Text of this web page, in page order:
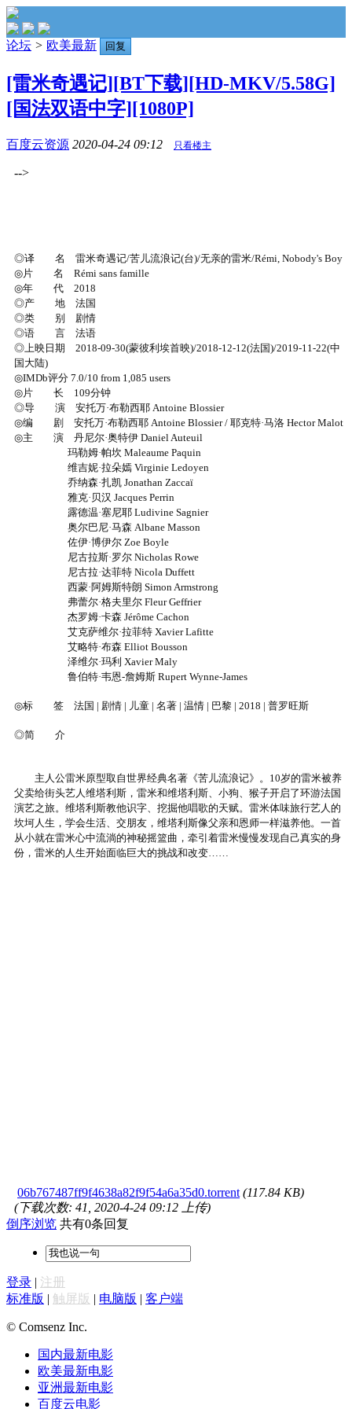
论坛 > 欧美最新 回复
[雷米奇遇记][BT下载][HD-MKV/5.58G]
[国法双语中字][1080P]
百度云资源 2020-04-24 09:12 只看楼主
-->
◎译 名 雷米奇遇记/苦儿流浪记(台)/无亲的雷米/Rémi, Nobody's Boy
◎片 名 Rémi sans famille
◎年 代 2018
◎产 地 法国
◎类 别 剧情
◎语 言 法语
◎上映日期 2018-09-30(蒙彼利埃首映)/2018-12-12(法国)/2019-11-22(中
国大陆)
◎IMDb评分 7.0/10 from 1,085 users
◎片 长 109分钟
◎导 演 安托万·布勒西耶 Antoine Blossier
◎编 剧 安托万·布勒西耶 Antoine Blossier / 耶克特·马洛 Hector Malot
◎主 演 丹尼尔·奥特伊 Daniel Auteuil
玛勒姆·帕坎 Maleaume Paquin
维吉妮·拉朵嫣 Virginie Ledoyen
乔纳森·扎凯 Jonathan Zaccaï
雅克·贝汉 Jacques Perrin
露德温·塞尼耶 Ludivine Sagnier
奥尔巴尼·马森 Albane Masson
佐伊·博伊尔 Zoe Boyle
尼古拉斯·罗尔 Nicholas Rowe
尼古拉·达菲特 Nicola Duffett
西蒙·阿姆斯特朗 Simon Armstrong
弗蕾尔·格夫里尔 Fleur Geffrier
杰罗姆·卡森 Jérôme Cachon
艾克萨维尔·拉菲特 Xavier Lafitte
艾略特·布森 Elliot Bousson
泽维尔·玛利 Xavier Maly
鲁伯特·韦恩-詹姆斯 Rupert Wynne-James
◎标 签 法国 | 剧情 | 儿童 | 名著 | 温情 | 巴黎 | 2018 | 普罗旺斯
◎简 介
主人公雷米原型取自世界经典名著《苦儿流浪记》。10岁的雷米被养
父卖给街头艺人维塔利斯，雷米和维塔利斯、小狗、猴子开启了环游法国
演艺之旅。维塔利斯教他识字、挖掘他唱歌的天赋。雷米体味旅行艺人的
坎坷人生，学会生活、交朋友，维塔利斯像父亲和恩师一样滋养他。一首
从小就在雷米心中流淌的神秘摇篮曲，牵引着雷米慢慢发现自己真实的身
份，雷米的人生开始面临巨大的挑战和改变……
06b767487ff9f4638a82f9f54a6a35d0.torrent (117.84 KB)
(下载次数: 41, 2020-4-24 09:12 上传)
倒序浏览 共有0条回复
登录 | 注册
标准版 | 触屏版 | 电脑版 | 客户端
© Comsenz Inc.
国内最新电影
欧美最新电影
亚洲最新电影
百度云电影